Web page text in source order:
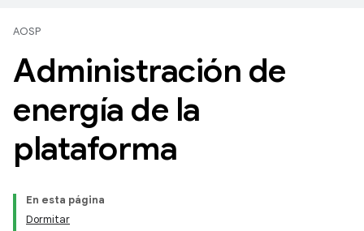
AOSP
Administración de
energía de la
plataforma
En esta página
Dormitar